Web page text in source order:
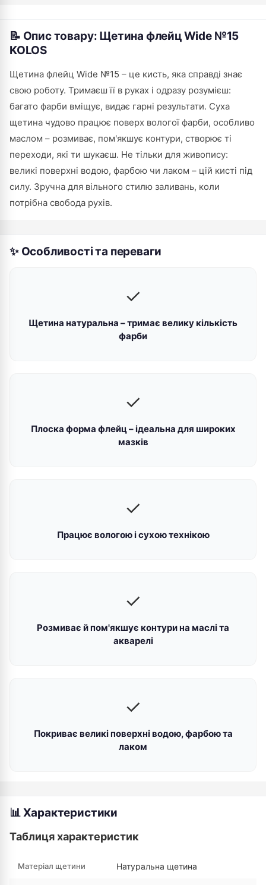
📝 Опис товару: Щетина флейц Wide №15
KOLOS
Щетина флейц Wide №15 – це кисть, яка справді знає
свою роботу. Тримаєш її в руках і одразу розумієш:
багато фарби вміщує, видає гарні результати. Суха
щетина чудово працює поверх вологої фарби, особливо
маслом – розмиває, пом'якшує контури, створює ті
переходи, які ти шукаєш. Не тільки для живопису:
великі поверхні водою, фарбою чи лаком – цій кисті під
силу. Зручна для вільного стилю заливань, коли
потрібна свобода рухів.
✨ Особливості та переваги
✓
Щетина натуральна – тримає велику кількість
фарби
✓
Плоска форма флейц – ідеальна для широких
мазків
✓
Працює вологою і сухою технікою
✓
Розмиває й пом'якшує контури на маслі та
акварелі
✓
Покриває великі поверхні водою, фарбою та
лаком
📊 Характеристики
Таблиця характеристик
Матеріал щетини Натуральна щетина